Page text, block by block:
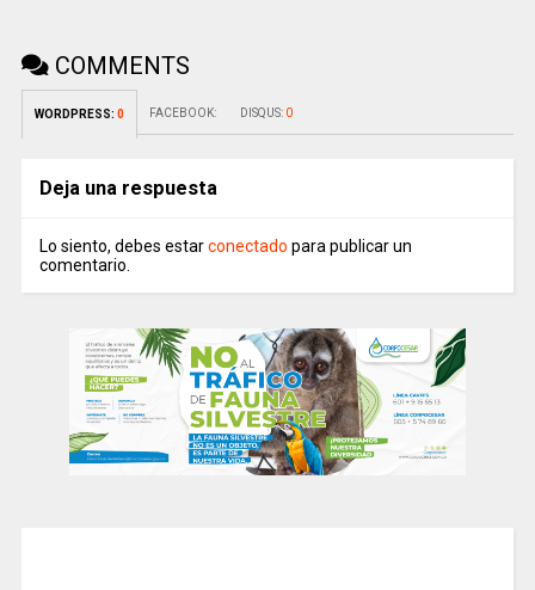
COMMENTS
WORDPRESS: 0 FACEBOOK: DISQUS: 0
Deja una respuesta
Lo siento, debes estarconectado para publicar un
comentario.